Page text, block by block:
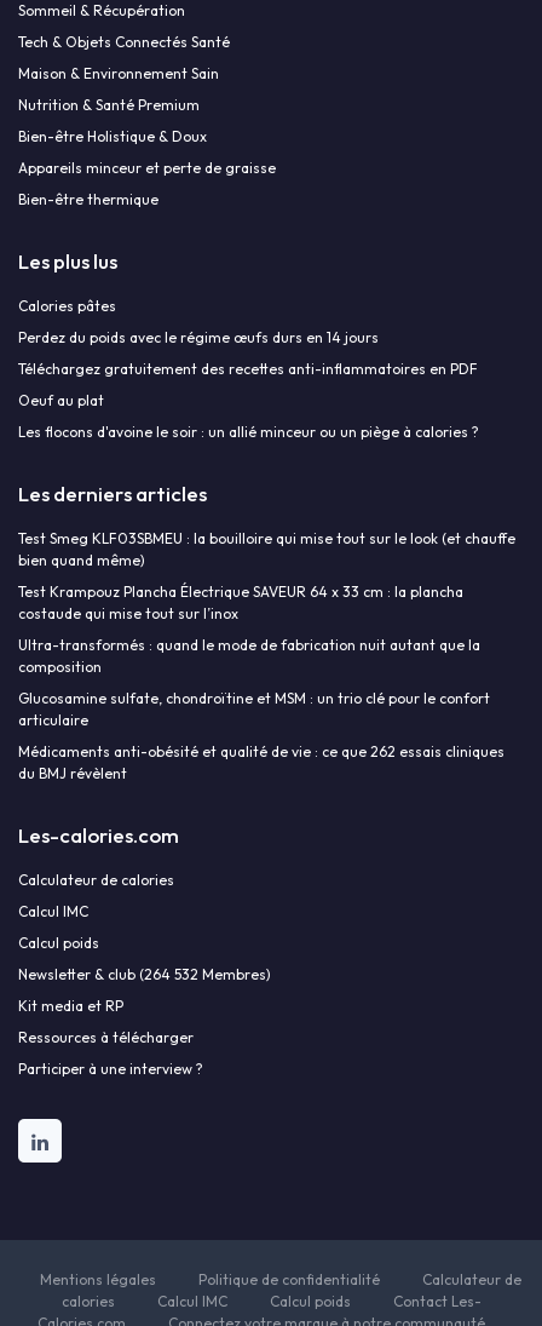
Sommeil & Récupération
Tech & Objets Connectés Santé
Maison & Environnement Sain
Nutrition & Santé Premium
Bien-être Holistique & Doux
Appareils minceur et perte de graisse
Bien-être thermique
Les plus lus
Calories pâtes
Perdez du poids avec le régime œufs durs en 14 jours
Téléchargez gratuitement des recettes anti-inflammatoires en PDF
Oeuf au plat
Les flocons d'avoine le soir : un allié minceur ou un piège à calories ?
Les derniers articles
Test Smeg KLF03SBMEU : la bouilloire qui mise tout sur le look (et chauffe
bien quand même)
Test Krampouz Plancha Électrique SAVEUR 64 x 33 cm : la plancha
costaude qui mise tout sur l’inox
Ultra-transformés : quand le mode de fabrication nuit autant que la
composition
Glucosamine sulfate, chondroïtine et MSM : un trio clé pour le confort
articulaire
Médicaments anti-obésité et qualité de vie : ce que 262 essais cliniques
du BMJ révèlent
Les-calories.com
Calculateur de calories
Calcul IMC
Calcul poids
Newsletter & club (264 532 Membres)
Kit media et RP
Ressources à télécharger
Participer à une interview ?
Mentions légales Politique de confidentialité
Calculateur de
calories
Calcul IMC Calcul poids
Contact Les-